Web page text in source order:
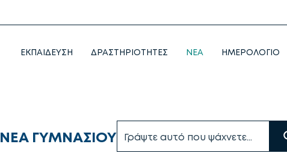
ΕΚΠΑΙΔΕΥΣΗ ΔΡΑΣΤΗΡΙΟΤΗΤΕΣ NEA ΗΜΕΡΟΛΟΓΙΟ
ΝΕΑ ΓΥΜΝΑΣΙΟΥ